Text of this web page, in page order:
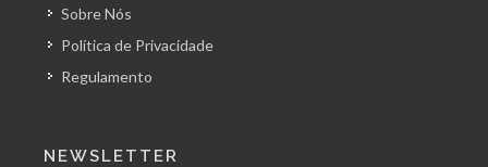
Sobre Nós
Política de Privacidade
Regulamento
NEWSLETTER